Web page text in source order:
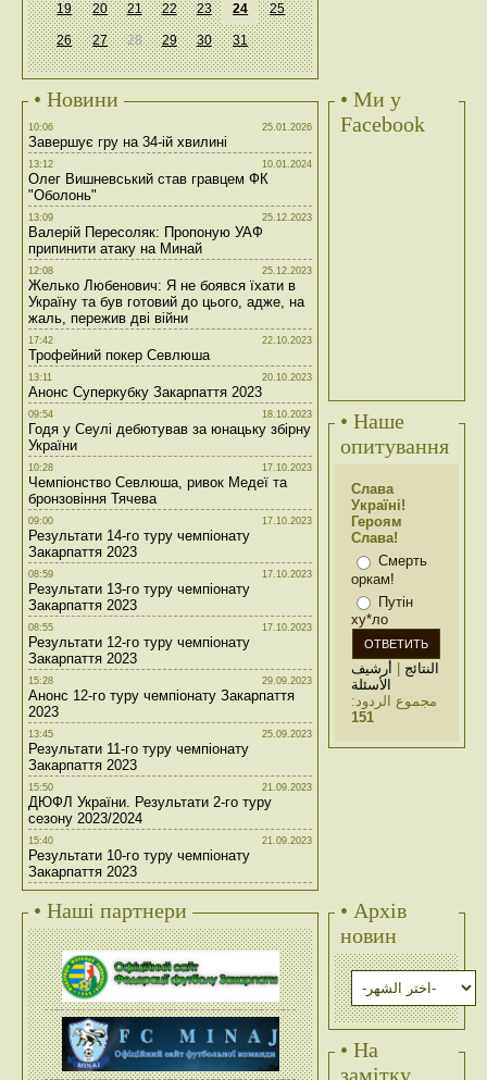
19 20 21 22 23 24 25
26 27 28 29 30 31
• Новини
10:06 25.01.2026
Завершує гру на 34-ій хвилині
13:12 10.01.2024
Олег Вишневський став гравцем ФК
"Оболонь"
13:09 25.12.2023
Валерій Пересоляк: Пропоную УАФ
припинити атаку на Минай
12:08 25.12.2023
Желько Любенович: Я не боявся їхати в
Україну та був готовий до цього, адже, на
жаль, пережив дві війни
17:42 22.10.2023
Трофейний покер Севлюша
13:11 20.10.2023
Анонс Суперкубку Закарпаття 2023
09:54 18.10.2023
Годя у Сеулі дебютував за юнацьку збірну
України
10:28 17.10.2023
Чемпіонство Севлюша, ривок Медеї та
бронзовіння Тячева
09:00 17.10.2023
Результати 14-го туру чемпіонату
Закарпаття 2023
08:59 17.10.2023
Результати 13-го туру чемпіонату
Закарпаття 2023
08:55 17.10.2023
Результати 12-го туру чемпіонату
Закарпаття 2023
15:28 29.09.2023
Анонс 12-го туру чемпіонату Закарпаття
2023
13:45 25.09.2023
Результати 11-го туру чемпіонату
Закарпаття 2023
15:50 21.09.2023
ДЮФЛ України. Результати 2-го туру
сезону 2023/2024
15:40 21.09.2023
Результати 10-го туру чемпіонату
Закарпаття 2023
• Ми у
Facebook
• Наше
опитування
Слава
Україні!
Героям
Слава!
Смерть
оркам!
Путін
ху*ло
النتائج | أرشيف
الأسئلة
مجموع الردود:
151
• Наші партнери
• Архів
новин
• На
замітку